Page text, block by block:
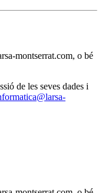
montserrat.com, o bé
de les seves dades i